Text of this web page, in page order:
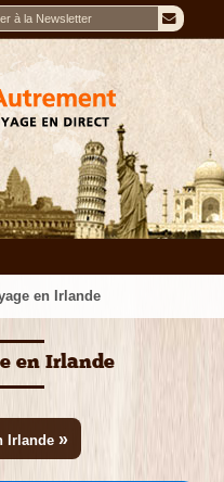
en Irlande
en Irlande
Irlande »